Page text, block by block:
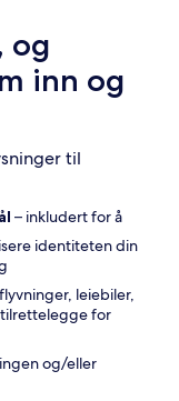
og
inn og
til
– inkludert for å
identiteten din
leiebiler,
for
og/eller